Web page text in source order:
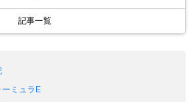
記事一覧
ーミュラE